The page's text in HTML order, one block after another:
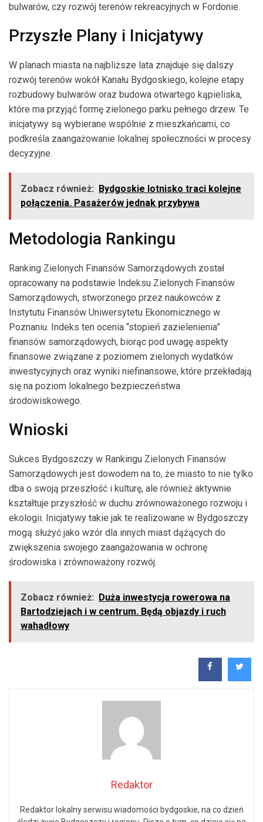
bulwarów, czy rozwój terenów rekreacyjnych w Fordonie.
Przyszłe Plany i Inicjatywy
W planach miasta na najbliższe lata znajduje się dalszy
rozwój terenów wokół Kanału Bydgoskiego, kolejne etapy
rozbudowy bulwarów oraz budowa otwartego kąpieliska,
które ma przyjąć formę zielonego parku pełnego drzew. Te
inicjatywy są wybierane wspólnie z mieszkańcami, co
podkreśla zaangażowanie lokalnej społeczności w procesy
decyzyjne.
Zobacz również: Bydgoskie lotnisko traci kolejne
połączenia. Pasażerów jednak przybywa
Metodologia Rankingu
Ranking Zielonych Finansów Samorządowych został
opracowany na podstawie Indeksu Zielonych Finansów
Samorządowych, stworzonego przez naukowców z
Instytutu Finansów Uniwersytetu Ekonomicznego w
Poznaniu. Indeks ten ocenia “stopień zazielenienia”
finansów samorządowych, biorąc pod uwagę aspekty
finansowe związane z poziomem zielonych wydatków
inwestycyjnych oraz wyniki niefinansowe, które przekładają
się na poziom lokalnego bezpieczeństwa
środowiskowego.
Wnioski
Sukces Bydgoszczy w Rankingu Zielonych Finansów
Samorządowych jest dowodem na to, że miasto to nie tylko
dba o swoją przeszłość i kulturę, ale również aktywnie
kształtuje przyszłość w duchu zrównoważonego rozwoju i
ekologii. Inicjatywy takie jak te realizowane w Bydgoszczy
mogą służyć jako wzór dla innych miast dążących do
zwiększenia swojego zaangażowania w ochronę
środowiska i zrównoważony rozwój.
Zobacz również: Duża inwestycja rowerowa na
Bartodziejach i w centrum. Będą objazdy i ruch
wahadłowy
Redaktor
Redaktor lokalny serwisu wiadomości bydgoskie, na co dzień